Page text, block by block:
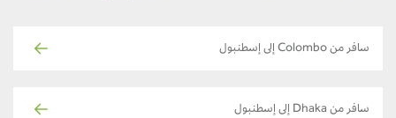
سافر من Colombo إلى إسطنبول
سافر من Dhaka إلى إسطنبول